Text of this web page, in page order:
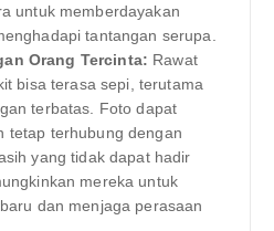
untuk memberdayakan
tantangan serupa.
Orang Tercinta: Rawat
bisa terasa sepi, terutama
terbatas. Foto dapat
tetap terhubung dengan
yang tidak dapat hadir
mereka untuk
dan menjaga perasaan